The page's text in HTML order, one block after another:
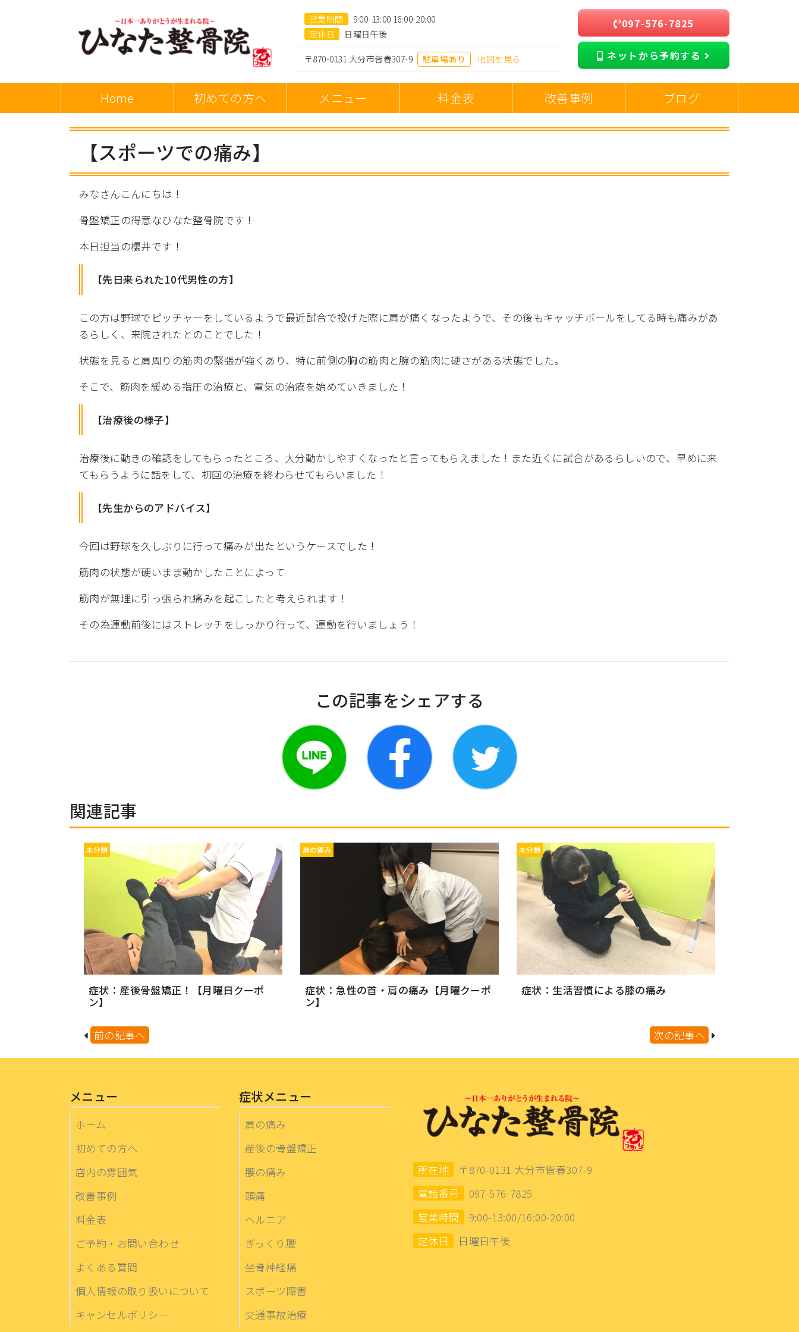
営業時間
9:00-13:00 16:00-20:00
定休日
日曜日午後
〒870-0131 大分市皆春307-9 駐車場あり 地図を見る
097-576-7825
ネットから予約する
Home 初めての方へ メニュー 料金表 改善事例 ブログ
【スポーツでの痛み】
みなさんこんにちは！
骨盤矯正の得意なひなた整骨院です！
本日担当の櫻井です！
【先日来られた10代男性の方】
この方は野球でピッチャーをしているようで最近試合で投げた際に肩が痛くなったようで、 その後もキャッチボールをしてる時も痛みがあ
るらしく、 来院されたとのことでした！
状態を見ると肩周りの筋肉の緊張が強くあり、特に前側の胸の筋肉と腕の筋肉に硬さがある状態でした。
そこで、筋肉を緩める指圧の治療と、 電気の治療を始めていきました！
【治療後の様子】
治療後に動きの確認をしてもらったところ、 大分動かしやすくなったと言ってもらえました！ また近くに試合があるらしいので、 早めに来
てもらうように話をして、 初回の治療を終わらせてもらいました！
【先生からのアドバイス】
今回は野球を久しぶりに行って痛みが出たというケースでした！
筋肉の状態が硬いまま動かしたことによって
筋肉が無理に引っ張られ痛みを起こしたと考えられます！
その為運動前後にはストレッチをしっかり行って、 運動を行いましょう！
この記事をシェアする
関連記事
未分類
症状：産後骨盤矯正！【月曜日クーポ
ン】
肩の痛み
症状：急性の首・肩の痛み【月曜クーポ
ン】
未分類
症状：生活習慣による膝の痛み
前の記事へ 次の記事へ
メニュー
ホーム
初めての方へ
店内の雰囲気
改善事例
料金表
ご予約・お問い合わせ
よくある質問
個人情報の取り扱いについて
キャンセルポリシー
症状メニュー
肩の痛み
産後の骨盤矯正
腰の痛み
頭痛
ヘルニア
ぎっくり腰
坐骨神経痛
スポーツ障害
交通事故治療
所在地
〒870-0131 大分市皆春307-9
電話番号
097-576-7825
営業時間
9:00-13:00/16:00-20:00
定休日
日曜日午後